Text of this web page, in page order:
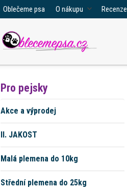
Oblečeme psa O nákupu Recenze
Pro pejsky
Akce a výprodej
II. JAKOST
Malá plemena do 10kg
Střední plemena do 25kg